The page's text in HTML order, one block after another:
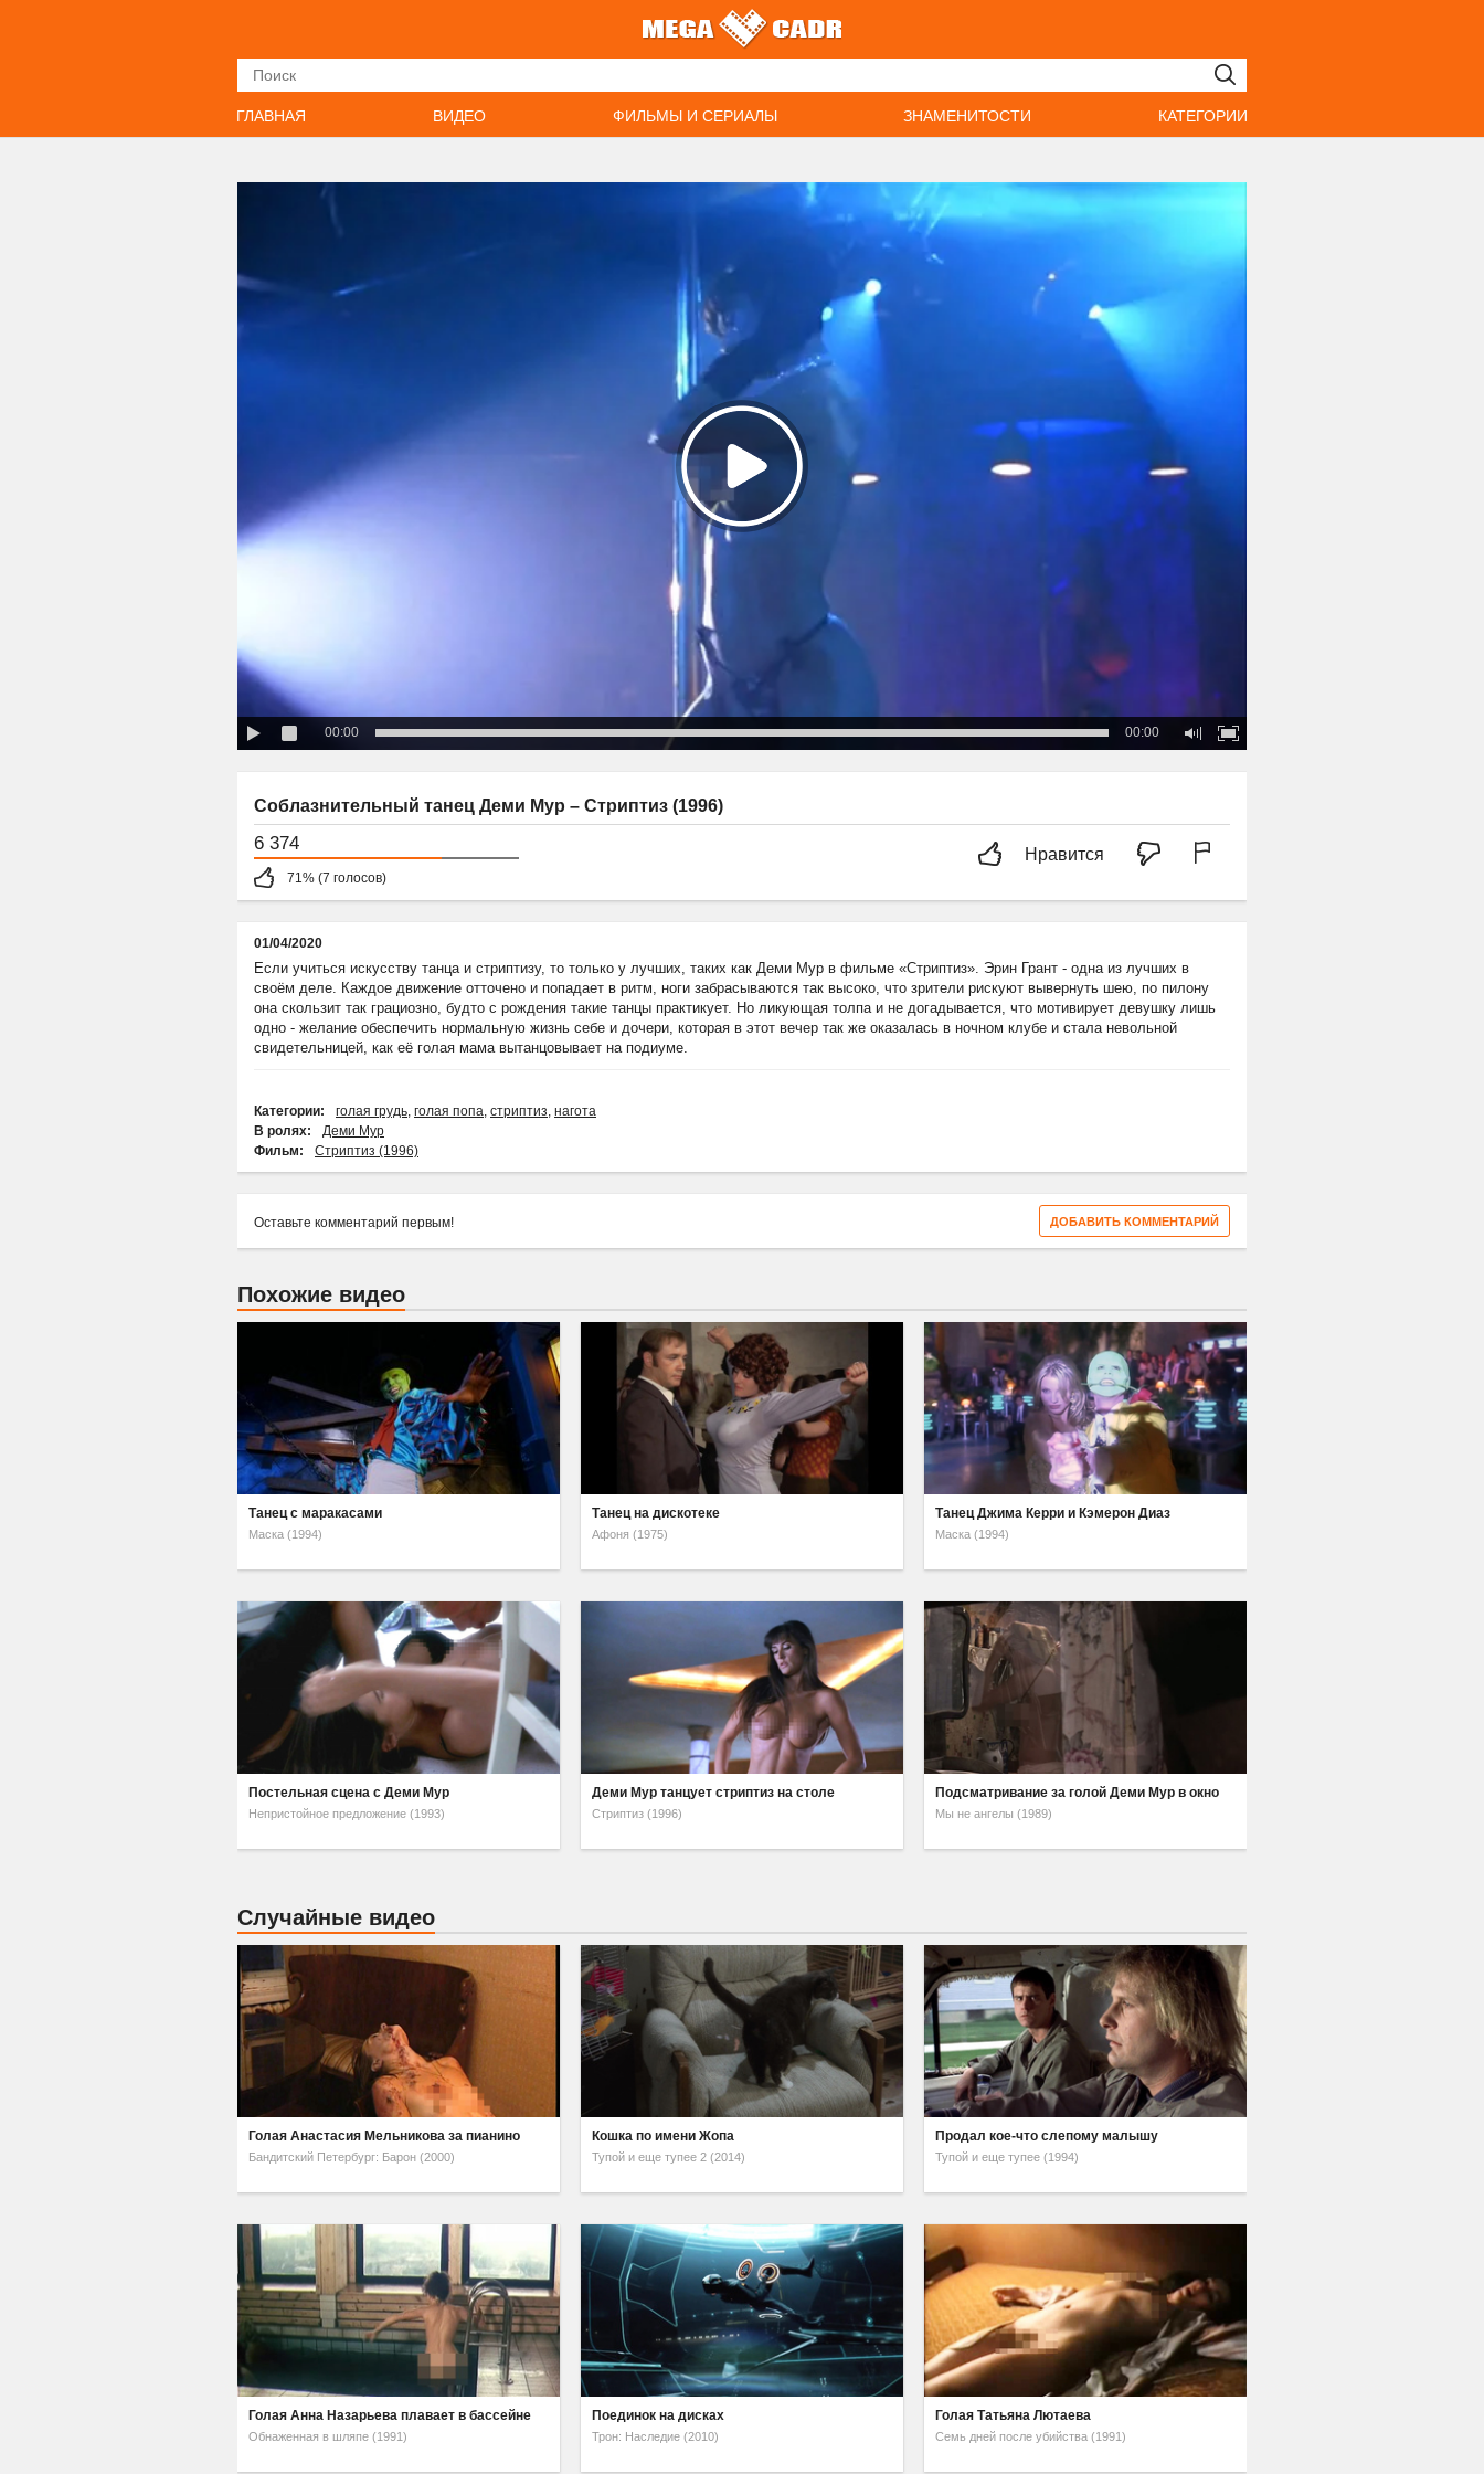
ГЛАВНАЯ ВИДЕО ФИЛЬМЫ И СЕРИАЛЫ ЗНАМЕНИТОСТИ КАТЕГОРИИ
00:00 00:00
Соблазнительный танец Деми Мур – Стриптиз (1996)
6 374
71% (7 голосов)
Нравится
01/04/2020
Если учиться искусству танца и стриптизу, то только у лучших, таких как Деми Мур в фильме «Стриптиз». Эрин Грант - одна из лучших в
своём деле. Каждое движение отточено и попадает в ритм, ноги забрасываются так высоко, что зрители рискуют вывернуть шею, по пилону
она скользит так грациозно, будто с рождения такие танцы практикует. Но ликующая толпа и не догадывается, что мотивирует девушку лишь
одно - желание обеспечить нормальную жизнь себе и дочери, которая в этот вечер так же оказалась в ночном клубе и стала невольной
свидетельницей, как её голая мама вытанцовывает на подиуме.
Категории: голая грудь, голая попа, стриптиз, нагота
В ролях:
Деми Мур
Фильм:
Стриптиз (1996)
ДОБАВИТЬ КОММЕНТАРИЙ
Оставьте комментарий первым!
Похожие видео
Танец с маракасами
Маска (1994)
Танец на дискотеке
Афоня (1975)
Танец Джима Керри и Кэмерон Диаз
Маска (1994)
Постельная сцена с Деми Мур
Непристойное предложение (1993)
Деми Мур танцует стриптиз на столе
Стриптиз (1996)
Подсматривание за голой Деми Мур в окно
Мы не ангелы (1989)
Случайные видео
Голая Анастасия Мельникова за пианино
Бандитский Петербург: Барон (2000)
Кошка по имени Жопа
Тупой и еще тупее 2 (2014)
Продал кое-что слепому малышу
Тупой и еще тупее (1994)
Голая Анна Назарьева плавает в бассейне
Обнаженная в шляпе (1991)
Поединок на дисках
Трон: Наследие (2010)
Голая Татьяна Лютаева
Семь дней после убийства (1991)